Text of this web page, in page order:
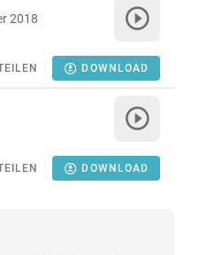
2018
DOWNLOAD
DOWNLOAD